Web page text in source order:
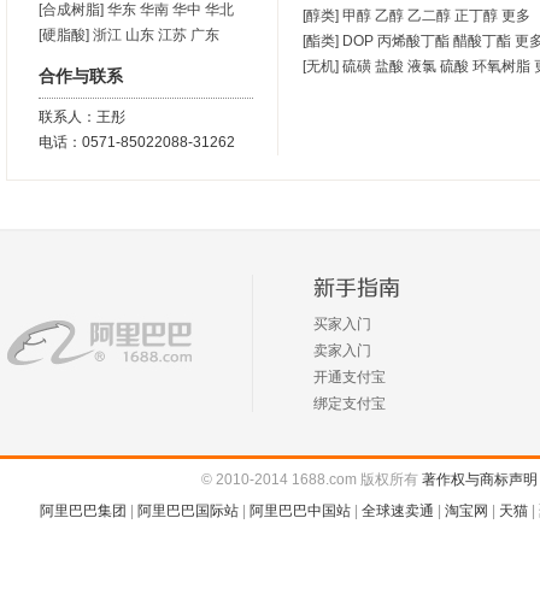
[合成树脂] 华东 华南 华中 华北
[硬脂酸] 浙江 山东 江苏 广东
合作与联系
联系人：王彤
电话：0571-85022088-31262
[醇类] 甲醇 乙醇 乙二醇 正丁醇 更多
[酯类] DOP 丙烯酸丁酯 醋酸丁酯 更
[无机] 硫磺 盐酸 液氯 硫酸 环氧树脂
买家入门
卖家入门
开通支付宝
绑定支付宝
© 2010-2014 1688.com 版权所有 著作权与商标声明
阿里巴巴集团
阿里巴巴国际站 阿里巴巴中国站 全球速卖通 淘宝网 天猫